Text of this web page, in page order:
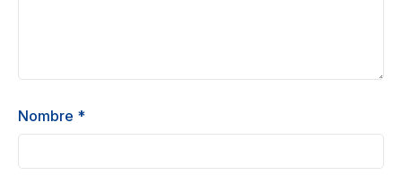
Nombre *